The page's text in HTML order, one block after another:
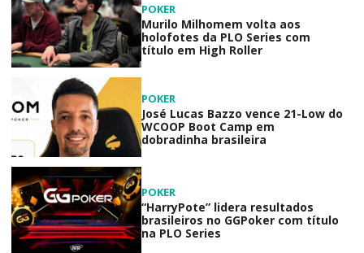
POKER
Murilo Milhomem volta aos
holofotes da PLO Series com
título em High Roller
POKER
José Lucas Bazzo vence 21-Low do
WCOOP Boot Camp em
dobradinha brasileira
POKER
“HarryPote” lidera resultados
brasileiros no GGPoker com título
na PLO Series